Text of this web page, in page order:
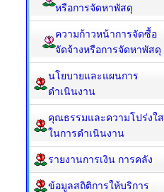
หรือการจัดหาพัสดุ
ความก้าวหน้าการจัดซื้อ
จัดจ้างหรือการจัดหาพัสดุ
นโยบายและแผนการ
ดำเนินงาน
คุณธรรมและความโปร่งใส
ในการดำเนินงาน
รายงานการเงิน การคลัง
ข้อมูลสถิติการให้บริการ